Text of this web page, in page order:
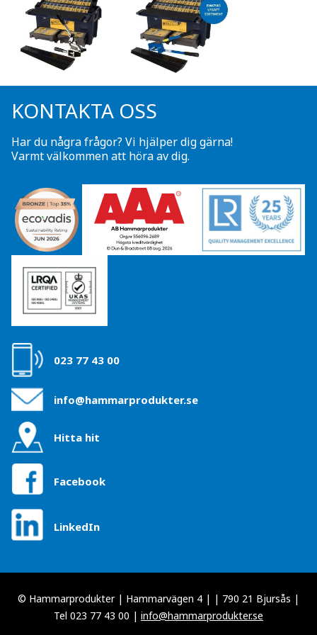
KONTAKTA OSS
Har du några frågor? Vi hjälper dig gärna!
Varmt välkommen att höra av dig.
023 77 43 00
info@hammarprodukter.se
Hitta hit
Facebook
LinkedIn
© Hammarprodukter | Hammarvägen 4 | | 790 21 Bjursås |
Tel 023 77 43 00 | info@hammarprodukter.se